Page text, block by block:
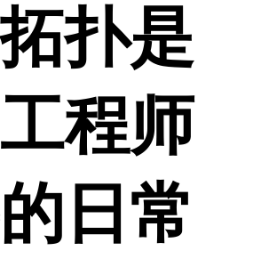
扑是
程师
日常